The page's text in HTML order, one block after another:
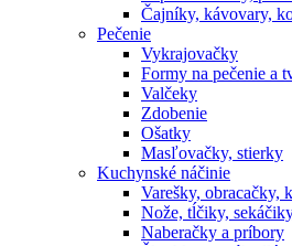
Čajníky, kávovary,
Pečenie
Vykrajovačky
Formy na pečenie a
Valčeky
Zdobenie
Ošatky
Masľovačky, stierky
Kuchynské náčinie
Varešky, obracačky,
Nože, tĺčiky,
Naberačky a príbory